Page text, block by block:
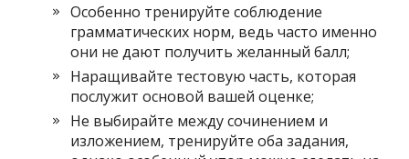
Особенно тренируйте соблюдение
грамматических норм, ведь часто именно
они не дают получить желанный балл;
Наращивайте тестовую часть, которая
послужит основой вашей оценке;
Не выбирайте между сочинением и
изложением, тренируйте оба задания,